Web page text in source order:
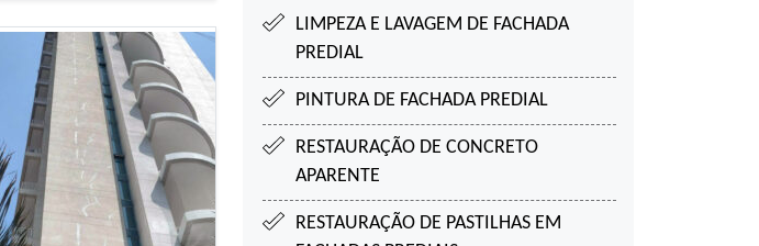
LIMPEZA E LAVAGEM DE FACHADA
PREDIAL
PINTURA DE FACHADA PREDIAL
RESTAURAÇÃO DE CONCRETO
APARENTE
RESTAURAÇÃO DE PASTILHAS EM